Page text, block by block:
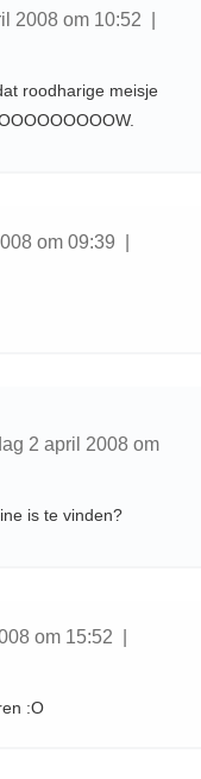
2008 om 10:52 |
roodharige meisje
om 09:39 |
2 april 2008 om
is te vinden?
om 15:52 |
:O